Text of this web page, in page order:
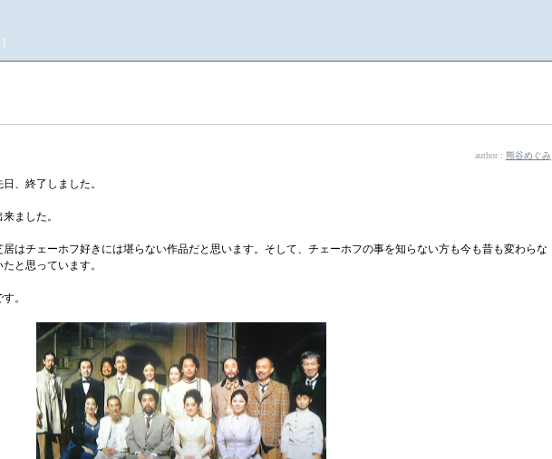
author : 熊谷めぐみ
、終了しました。
ました。
はチェーホフ好きには堪らない作品だと思います。そして、チェーホフの事を知らない方も今も昔も変わらな
と思っています。
。